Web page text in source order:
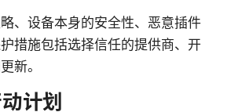
、设备本身的安全性、恶意插件
措施包括选择信任的提供商、开
新。
计划